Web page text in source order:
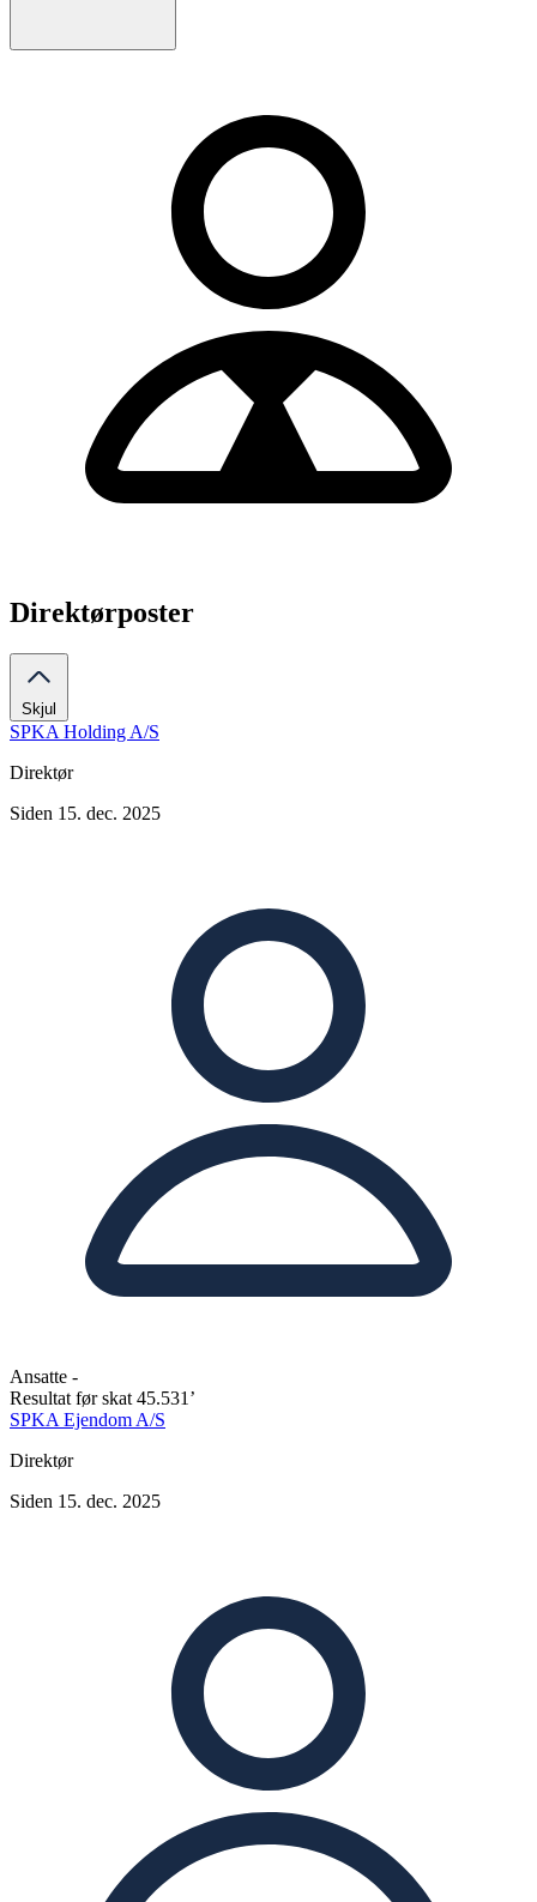
Direktørposter
Skjul
SPKA Holding A/S
Direktør
Siden 15. dec. 2025
Ansatte -
Resultat før skat 45.531’
SPKA Ejendom A/S
Direktør
Siden 15. dec. 2025